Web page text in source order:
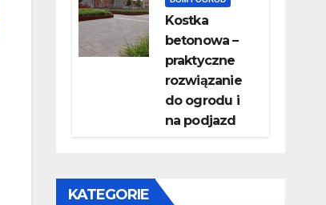
Kostka
betonowa –
praktyczne
rozwiązanie
do ogrodu i
na podjazd
KATEGORIE